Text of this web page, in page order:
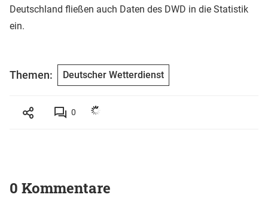
Deutschland fließen auch Daten des DWD in die Statistik
ein.
Themen: Deutscher Wetterdienst
0
0 Kommentare